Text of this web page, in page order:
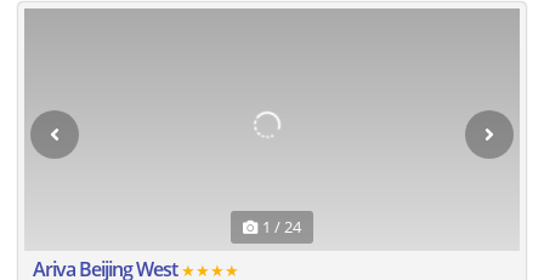
1 / 24
Ariva Beijing West★★★★